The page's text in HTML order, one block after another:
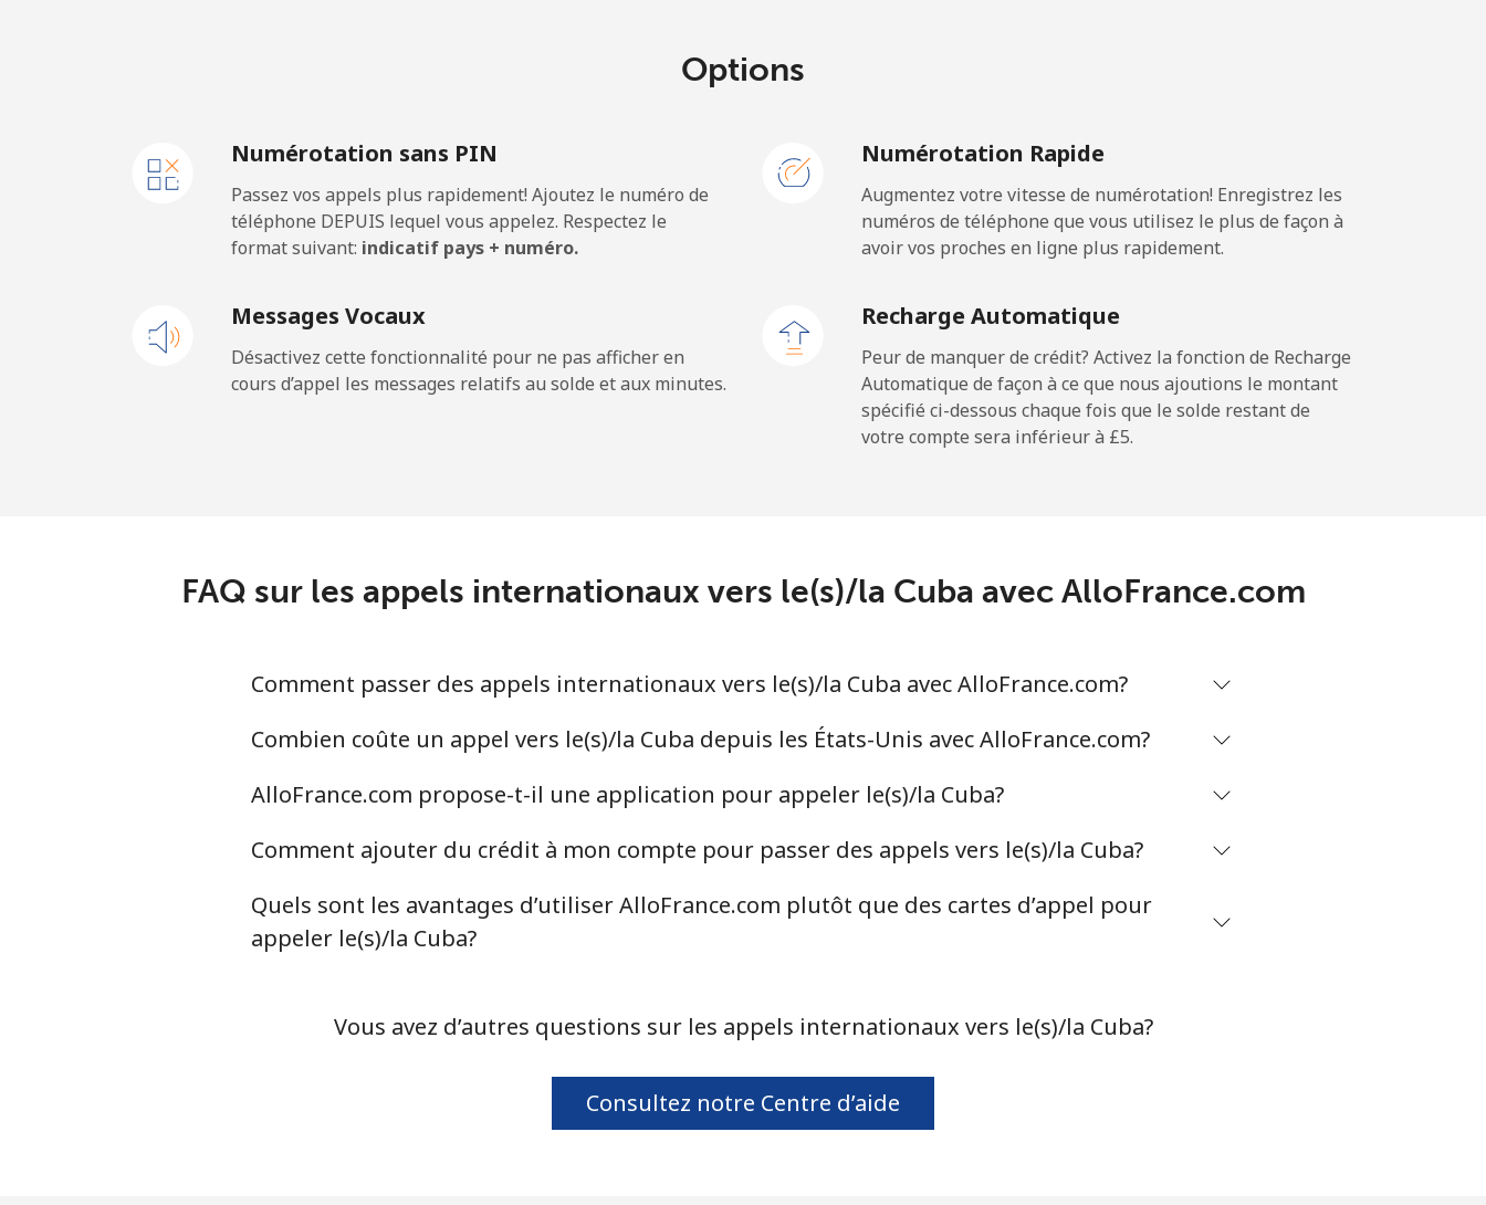
Caribbean Netherlands
Ligne fixe ⁦18.9p⁩ 26 min pour ⁦£5⁩ -
Cayman Islands
Ligne fixe ⁦16.5p⁩ 30 min pour ⁦£5⁩ -
21 min pour ⁦£5⁩
Chad
Ligne fixe ⁦60.9p⁩ 8 min pour ⁦£5⁩ -
Mobile ⁦55.5p⁩ 9 min pour ⁦£5⁩
Chile
Ligne fixe ⁦3.5p⁩ 142 min pour ⁦£5⁩ -
⁦1.5p⁩ 333 min pour ⁦£5⁩ -
Options
Numérotation sans PIN
Passez vos appels plus rapidement! Ajoutez le numéro de
téléphone DEPUIS lequel vous appelez. Respectez le
format suivant: indicatif pays + numéro.
Numérotation Rapide
Augmentez votre vitesse de numérotation! Enregistrez les
numéros de téléphone que vous utilisez le plus de façon à
avoir vos proches en ligne plus rapidement.
Messages Vocaux
Désactivez cette fonctionnalité pour ne pas afficher en
cours d’appel les messages relatifs au solde et aux minutes.
Recharge Automatique
Peur de manquer de crédit? Activez la fonction de Recharge
Automatique de façon à ce que nous ajoutions le montant
spécifié ci-dessous chaque fois que le solde restant de
votre compte sera inférieur à ⁦£5⁩.
FAQ sur les appels internationaux vers le(s)/la Cuba avec AlloFrance.com
Comment passer des appels internationaux vers le(s)/la Cuba avec AlloFrance.com?
Combien coûte un appel vers le(s)/la Cuba depuis les États-Unis avec AlloFrance.com?
AlloFrance.com propose-t-il une application pour appeler le(s)/la Cuba?
Comment ajouter du crédit à mon compte pour passer des appels vers le(s)/la Cuba?
Quels sont les avantages d’utiliser AlloFrance.com plutôt que des cartes d’appel pour
appeler le(s)/la Cuba?
Vous avez d’autres questions sur les appels internationaux vers le(s)/la Cuba?
Consultez notre Centre d’aide